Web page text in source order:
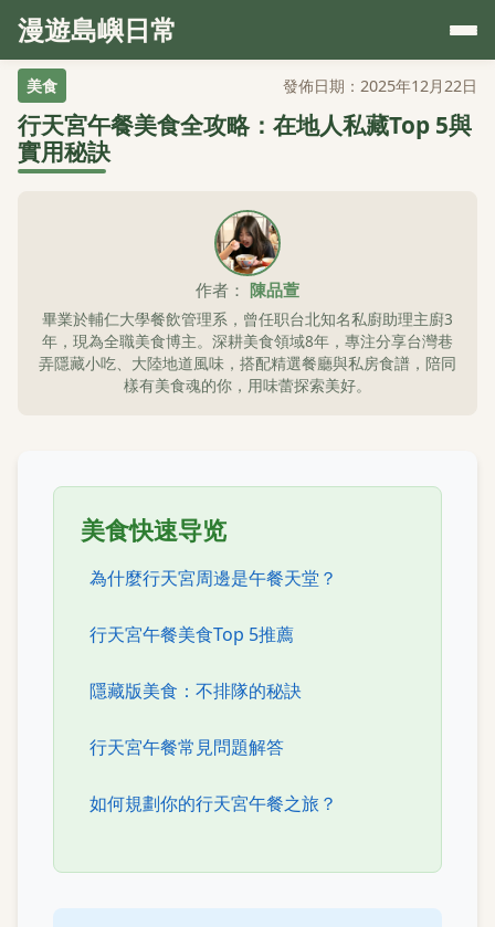
漫遊島嶼日常
美食 發佈日期：2025年12月22日
行天宮午餐美食全攻略：在地人私藏Top 5與
實用秘訣
作者： 陳品萱
畢業於輔仁大學餐飲管理系，曾任职台北知名私廚助理主廚3
年，現為全職美食博主。深耕美食領域8年，專注分享台灣巷
弄隱藏小吃、大陸地道風味，搭配精選餐廳與私房食譜，陪同
樣有美食魂的你，用味蕾探索美好。
美食快速导览
為什麼行天宮周邊是午餐天堂？
行天宮午餐美食Top 5推薦
隱藏版美食：不排隊的秘訣
行天宮午餐常見問題解答
如何規劃你的行天宮午餐之旅？